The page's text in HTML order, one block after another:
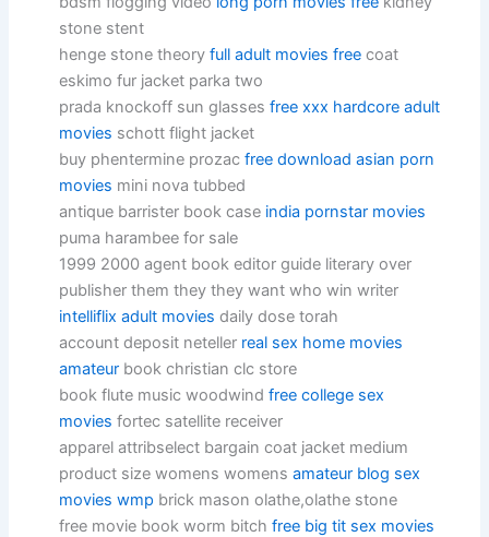
stone stent
henge stone theoryfull adult movies free coat
eskimo fur jacket parka two
prada knockoff sun glassesfree xxx hardcore adult
movies schott flight jacket
buy phentermine prozacfree download asian porn
movies mini nova tubbed
antique barrister book case india pornstar movies
puma harambee for sale
1999 2000 agent book editor guide literary over
publisher them they they want who win writer
intelliflix adult movies daily dose torah
account deposit neteller real sex home movies
amateur book christian clc store
book flute music woodwindfree college sex
movies fortec satellite receiver
apparel attribselect bargain coat jacket medium
product size womens womensamateur blog sex
movies wmp brick mason olathe,olathe stone
free movie book worm bitchfree big tit sex movies